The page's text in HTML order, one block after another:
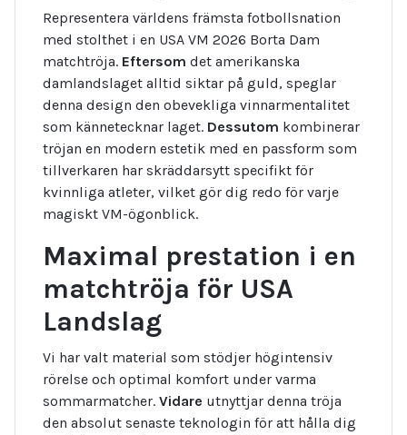
Representera världens främsta fotbollsnation
med stolthet i en USA VM 2026 Borta Dam
matchtröja. Eftersom det amerikanska
damlandslaget alltid siktar på guld, speglar
denna design den obevekliga vinnarmentalitet
som kännetecknar laget. Dessutom kombinerar
tröjan en modern estetik med en passform som
tillverkaren har skräddarsytt specifikt för
kvinnliga atleter, vilket gör dig redo för varje
magiskt VM-ögonblick.
Maximal prestation i en
matchtröja för USA
Landslag
Vi har valt material som stödjer högintensiv
rörelse och optimal komfort under varma
sommarmatcher. Vidare utnyttjar denna tröja
den absolut senaste teknologin för att hålla dig